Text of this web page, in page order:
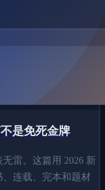
是免死金牌
雷。这篇用 2026 新
连载、完本和题材